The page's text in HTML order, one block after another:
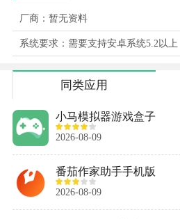
厂商：暂无资料
系统要求：需要支持安卓系统5.2以上
同类应用
小马模拟器游戏盒子
2026-08-09
番茄作家助手手机版
2026-08-09